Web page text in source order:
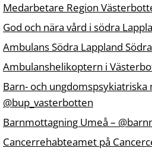
Medarbetare Region
God och nära vård i södra
Ambulans Södra Lappland
Ambulanshelikoptern i
Barn- och
@bup_vasterbotten
Barnmottagning Umeå –
Cancerrehabteamet på